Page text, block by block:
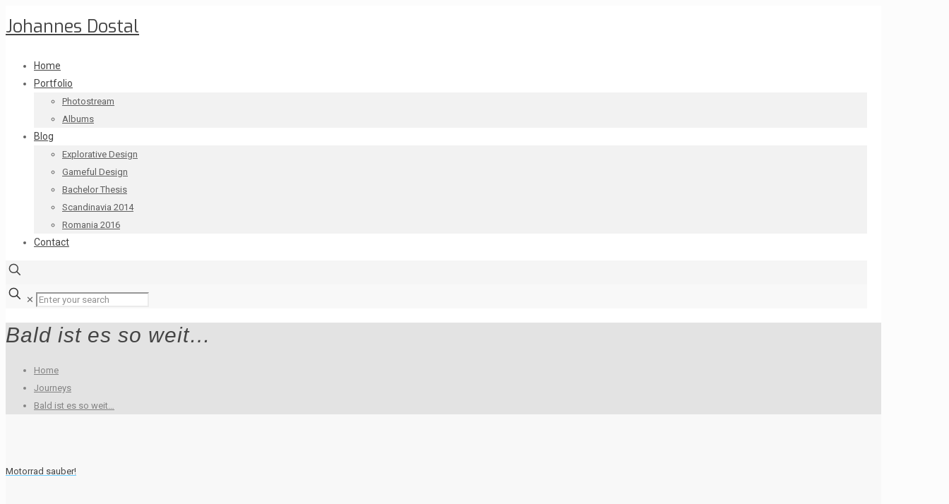
Johannes Dostal
Home
Portfolio
Photostream
Albums
Blog
Explorative Design
Gameful Design
Bachelor Thesis
Scandinavia 2014
Romania 2016
Contact
✕
Bald ist es so weit…
Home
Journeys
Bald ist es so weit…
Motorrad sauber!